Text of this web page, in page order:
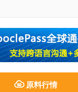
原料行情